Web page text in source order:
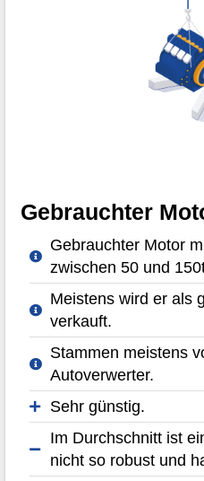
Gebrauchter
Gebrauchter Motor
zwischen 50 und
Meistens wird er als
verkauft.
Stammen meistens
Autoverwerter.
Sehr günstig.
Im Durchschnitt ist
nicht so robust und